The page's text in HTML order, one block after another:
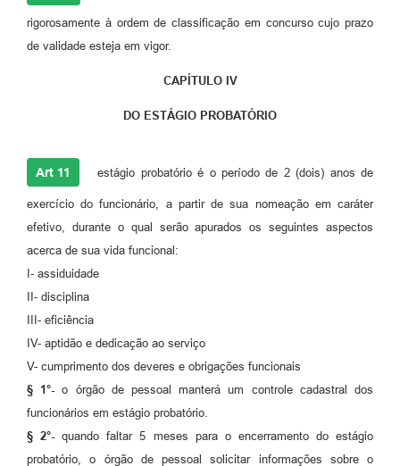
rigorosamente à ordem de classificação em concurso cujo prazo
de validade esteja em vigor.
CAPÍTULO IV
DO ESTÁGIO PROBATÓRIO
Art 11 estágio probatório é o período de 2 (dois) anos de
exercício do funcionário, a partir de sua nomeação em caráter
efetivo, durante o qual serão apurados os seguintes aspectos
acerca de sua vida funcional:
I- assiduidade
II- disciplina
III- eficiência
IV- aptidão e dedicação ao serviço
V- cumprimento dos deveres e obrigações funcionais
§ 1°-o órgão de pessoal manterá um controle cadastral dos
funcionários em estágio probatório.
§ 2°-quando faltar 5 meses para o encerramento do estágio
probatório, o órgão de pessoal solicitar informações sobre o